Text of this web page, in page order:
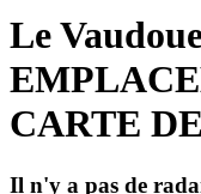
Le
CARTE
Il n'y a pas de